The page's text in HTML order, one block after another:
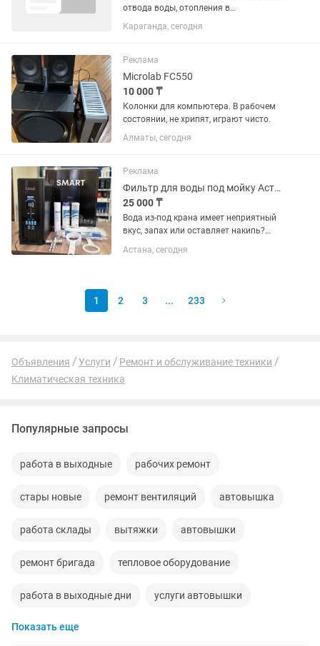
отвода воды, отопления в
многоквартирном доме
Караганда, сегодня
Реклама
Microlab FC550
10 000 ₸
Колонки для компьютера. В рабочем
состоянии, не хрипят, играют чисто.
Алматы, сегодня
Реклама
Фильтр для воды под мойку Астана Косшы установка
25 000 ₸
Вода из-под крана имеет неприятный
вкус, запах или оставляет накипь?
современный фильтр для воды, и уже
Астана, сегодня
1 2 3 ... 233
Объявления Услуги
Ремонт и обслуживание техники
Климатическая техника
Популярные запросы
работа в выходные рабочих ремонт
стары новые ремонт вентиляций автовышка
работа склады вытяжки автовышки
ремонт бригада тепловое оборудование
работа в выходные дни услуги автовышки
высотные
Показать еще